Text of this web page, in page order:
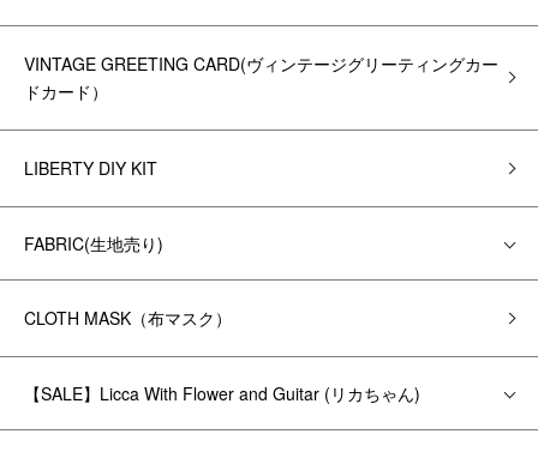
VINTAGE GREETING CARD(ヴィンテージグリーティングカー
ドカード）
LIBERTY DIY KIT
FABRIC(生地売り)
CLOTH MASK（布マスク）
【SALE】Licca With Flower and Guitar (リカちゃん)